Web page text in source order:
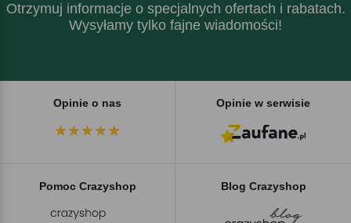
Otrzymuj informacje o specjalnych ofertach i rabatach.
Wysyłamy tylko fajne wiadomości!
Opinie o nas Opinie w serwisie
Pomoc Crazyshop Blog Crazyshop